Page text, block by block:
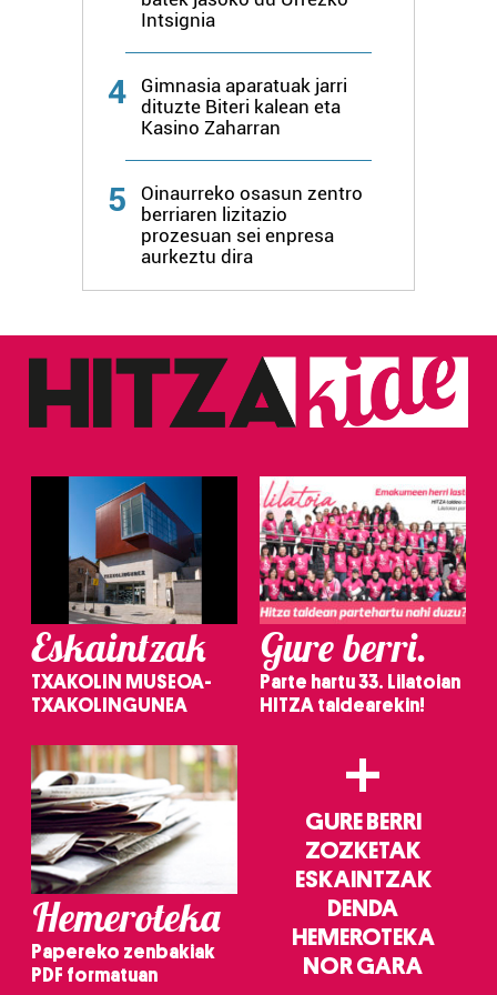
Intsignia
4
Gimnasia aparatuak jarri
dituzte Biteri kalean eta
Kasino Zaharran
5
Oinaurreko osasun zentro
berriaren lizitazio
prozesuan sei enpresa
aurkeztu dira
Eskaintzak
TXAKOLIN MUSEOA-
TXAKOLINGUNEA
Gure berri.
Parte hartu 33. Lilatoian
HITZA taldearekin!
Hemeroteka
Papereko zenbakiak
PDF formatuan
+
GURE BERRI
ZOZKETAK
ESKAINTZAK
DENDA
HEMEROTEKA
NOR GARA